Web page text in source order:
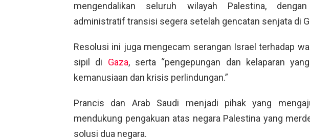
mengendalikan seluruh wilayah Palestina,
administratif transisi segera setelah gencatan senjata di
Resolusi ini juga mengecam serangan Israel terhadap
sipil di Gaza, serta “pengepungan dan kelaparan
kemanusiaan dan krisis perlindungan.”
Prancis dan Arab Saudi menjadi pihak yang
mendukung pengakuan atas negara Palestina yang
solusi dua negara.